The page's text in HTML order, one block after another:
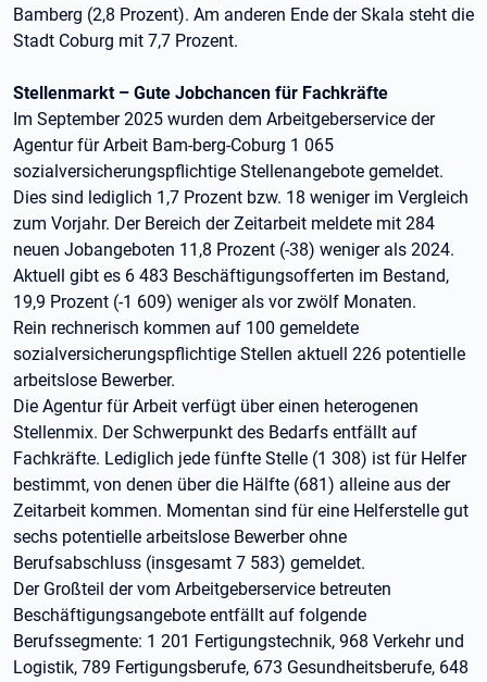
Bamberg (2,8 Prozent). Am anderen Ende der Skala steht die
Stadt Coburg mit 7,7 Prozent.
Stellenmarkt – Gute Jobchancen für Fachkräfte
Im September 2025 wurden dem Arbeitgeberservice der
Agentur für Arbeit Bam-berg-Coburg 1 065
sozialversicherungspflichtige Stellenangebote gemeldet.
Dies sind lediglich 1,7 Prozent bzw. 18 weniger im Vergleich
zum Vorjahr. Der Bereich der Zeitarbeit meldete mit 284
neuen Jobangeboten 11,8 Prozent (-38) weniger als 2024.
Aktuell gibt es 6 483 Beschäftigungsofferten im Bestand,
19,9 Prozent (-1 609) weniger als vor zwölf Monaten.
Rein rechnerisch kommen auf 100 gemeldete
sozialversicherungspflichtige Stellen aktuell 226 potentielle
arbeitslose Bewerber.
Die Agentur für Arbeit verfügt über einen heterogenen
Stellenmix. Der Schwerpunkt des Bedarfs entfällt auf
Fachkräfte. Lediglich jede fünfte Stelle (1 308) ist für Helfer
bestimmt, von denen über die Hälfte (681) alleine aus der
Zeitarbeit kommen. Momentan sind für eine Helferstelle gut
sechs potentielle arbeitslose Bewerber ohne
Berufsabschluss (insgesamt 7 583) gemeldet.
Der Großteil der vom Arbeitgeberservice betreuten
Beschäftigungsangebote entfällt auf folgende
Berufssegmente: 1 201 Fertigungstechnik, 968 Verkehr und
Logistik, 789 Fertigungsberufe, 673 Gesundheitsberufe, 648